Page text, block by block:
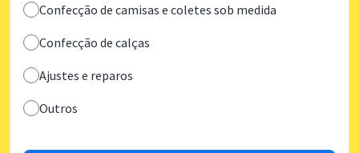
Confecção de camisas e coletes sob medida
Confecção de calças
Ajustes e reparos
Outros